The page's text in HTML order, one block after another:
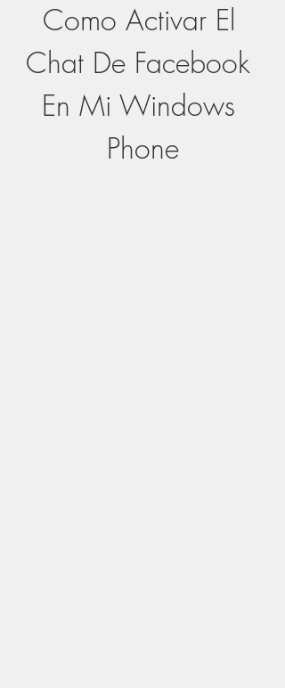
Como Activar El
Chat De Facebook
En Mi Windows
Phone